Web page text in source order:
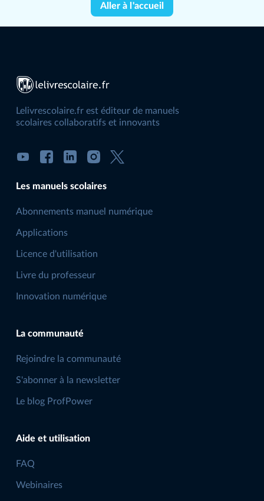
Aller à l'accueil
Lelivrescolaire.fr est éditeur de manuels
scolaires collaboratifs et innovants
Les manuels scolaires
Abonnements manuel numérique
Applications
Licence d'utilisation
Livre du professeur
Innovation numérique
La communauté
Rejoindre la communauté
S'abonner à la newsletter
Le blog ProfPower
Aide et utilisation
FAQ
Webinaires